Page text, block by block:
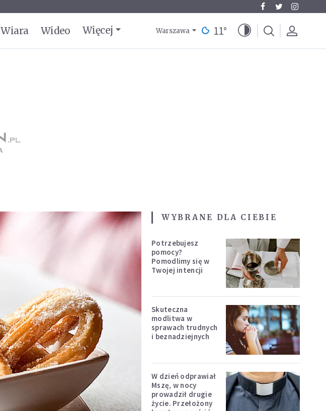
Wiara Wideo Więcej Warszawa 11°
WYBRANE DLA CIEBIE
Potrzebujesz
pomocy?
Pomodlimy się w
Twojej intencji
Skuteczna
modlitwa w
sprawach trudnych
i beznadziejnych
W dzień odprawiał
Mszę, w nocy
prowadził drugie
życie. Przełożony